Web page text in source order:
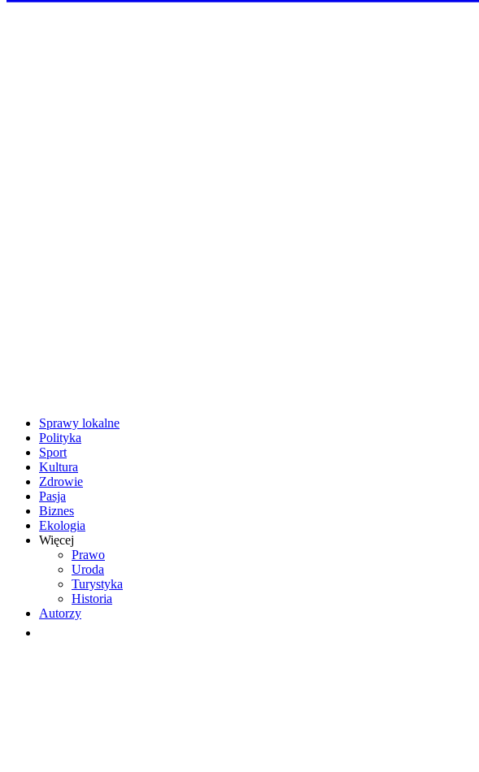
Sprawy lokalne
Polityka
Sport
Kultura
Zdrowie
Pasja
Biznes
Ekologia
Więcej
Prawo
Uroda
Turystyka
Historia
Autorzy